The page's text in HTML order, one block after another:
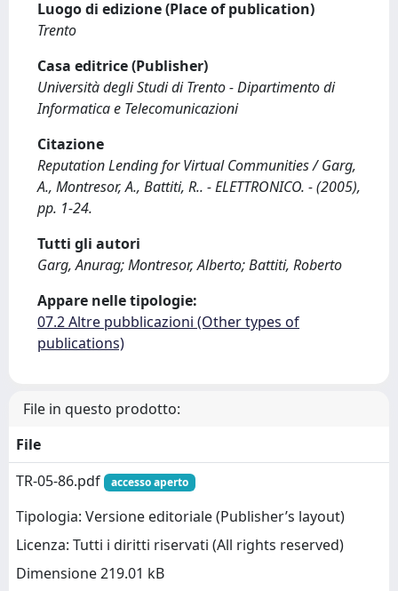
Luogo di edizione (Place of publication)
Trento
Casa editrice (Publisher)
Università degli Studi di Trento - Dipartimento di
Informatica e Telecomunicazioni
Citazione
Reputation Lending for Virtual Communities / Garg,
A., Montresor, A., Battiti, R.. - ELETTRONICO. - (2005),
pp. 1-24.
Tutti gli autori
Garg, Anurag; Montresor, Alberto; Battiti, Roberto
Appare nelle tipologie:
07.2 Altre pubblicazioni (Other types of
publications)
File in questo prodotto:
File
TR-05-86.pdf
accesso aperto
Tipologia: Versione editoriale (Publisher’s layout)
Licenza: Tutti i diritti riservati (All rights reserved)
Dimensione 219.01 kB